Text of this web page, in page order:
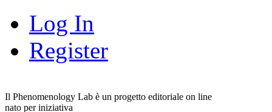
Log In
Register
Il Phenomenology Lab è un progetto editoriale on line
nato per iniziativa